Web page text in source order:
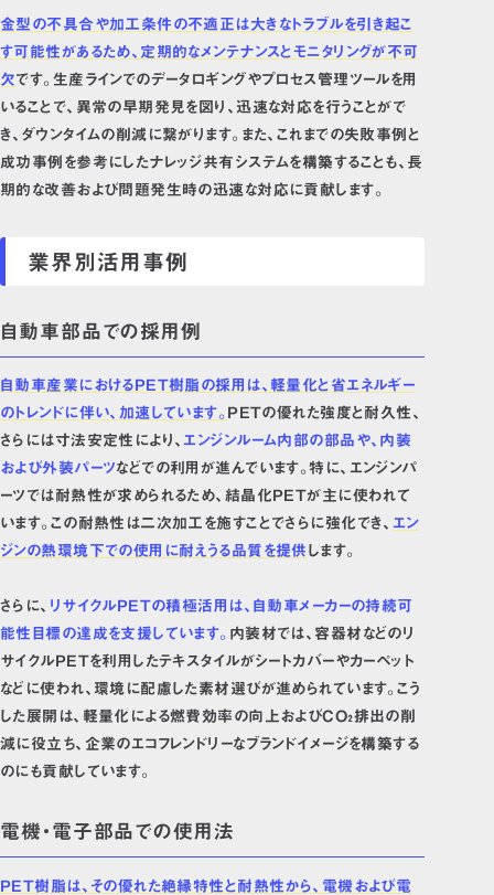
金型の不具合や加工条件の不適正は大きなトラブルを引き起こ
す可能性があるため、定期的なメンテナンスとモニタリングが不可
欠です。生産ラインでのデータロギングやプロセス管理ツールを用
いることで、異常の早期発見を図り、迅速な対応を行うことがで
き、ダウンタイムの削減に繋がります。また、これまでの失敗事例と
成功事例を参考にしたナレッジ共有システムを構築することも、長
期的な改善および問題発生時の迅速な対応に貢献します。
業界別活用事例
自動車部品での採用例
自動車産業におけるPET樹脂の採用は、軽量化と省エネルギー
のトレンドに伴い、加速しています。 PETの優れた強度と耐久性、
さらには寸法安定性により、エンジンルーム内部の部品や、内装
および外装パーツなどでの利用が進んでいます。特に、エンジンパ
ーツでは耐熱性が求められるため、結晶化PETが主に使われて
います。この耐熱性は二次加工を施すことでさらに強化でき、 エン
ジンの熱環境下での使用に耐えうる品質を提供 します。
さらに、 リサイクルPETの積極活用は、自動車メーカーの持続可
能性目標の達成を支援しています。 内装材では、容器材などのリ
サイクルPETを利用したテキスタイルがシートカバーやカーペット
などに使われ、環境に配慮した素材選びが進められています。こう
した展開は、軽量化による燃費効率の向上およびCO₂排出の削
減に役立ち、企業のエコフレンドリーなブランドイメージを構築する
のにも貢献しています。
電機・電子部品での使用法
PET樹脂は、その優れた絶縁特性と耐熱性から、電機および電